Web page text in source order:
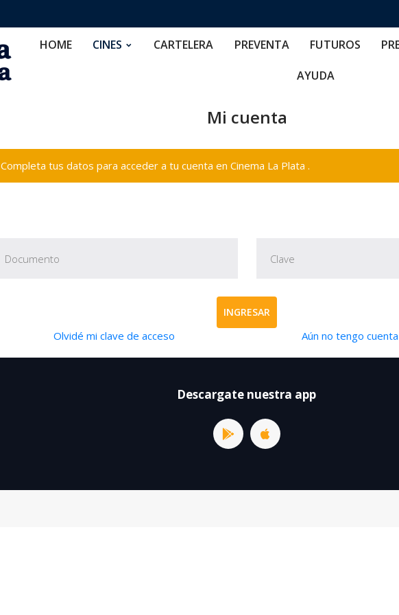
HOME CINES CARTELERA PREVENTA FUTUROS
AYUDA
Mi cuenta
Completa tus datos para acceder a tu cuenta en Cinema La Plata .
INGRESAR
Olvidé mi clave de acceso Aún no tengo
Descargate nuestra app